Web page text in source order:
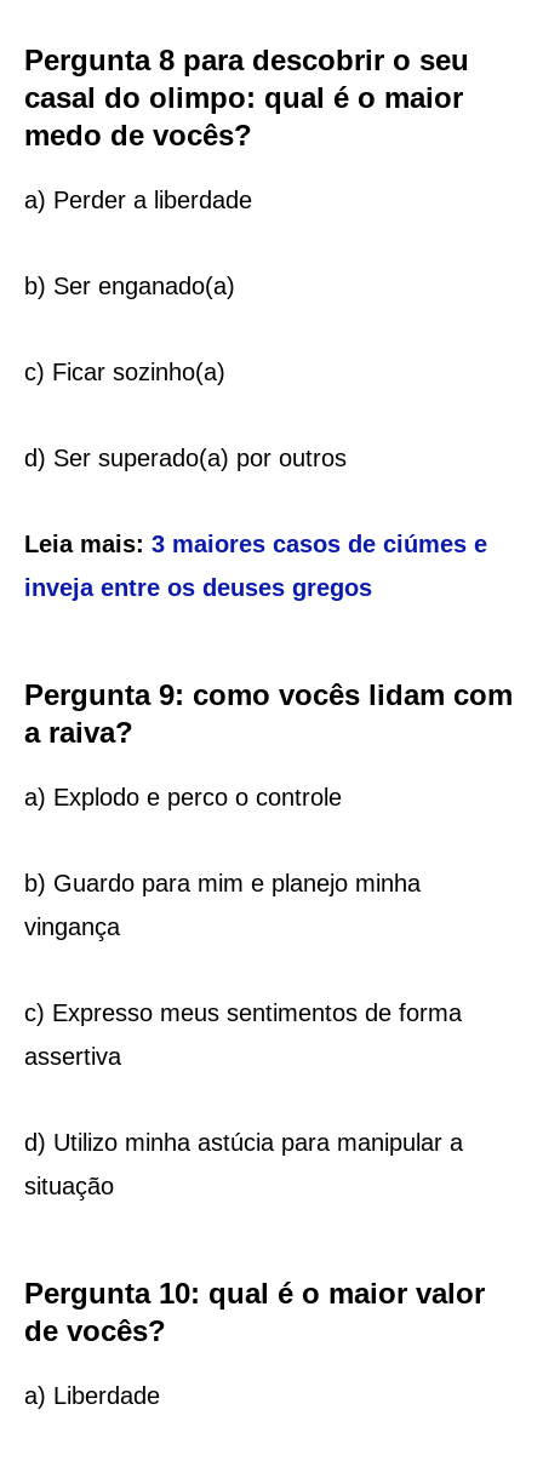
Pergunta 8 para descobrir o seu
casal do olimpo: qual é o maior
medo de vocês?
a) Perder a liberdade
b) Ser enganado(a)
c) Ficar sozinho(a)
d) Ser superado(a) por outros
Leia mais: 3 maiores casos de ciúmes e
inveja entre os deuses gregos
Pergunta 9: como vocês lidam com
a raiva?
a) Explodo e perco o controle
b) Guardo para mim e planejo minha
vingança
c) Expresso meus sentimentos de forma
assertiva
d) Utilizo minha astúcia para manipular a
situação
Pergunta 10: qual é o maior valor
de vocês?
a) Liberdade